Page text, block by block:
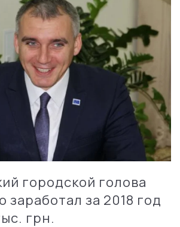
городской голова
заработал за 2018 год
грн.